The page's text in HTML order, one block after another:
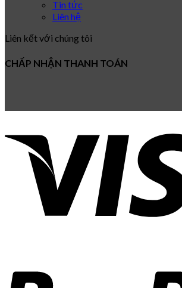
Tin tức
Liên hệ
Liên kết với chúng tôi
CHẤP NHẬN THANH TOÁN